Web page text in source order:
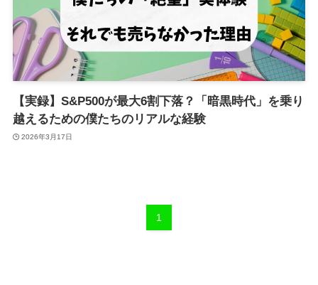
【実録】S&P500が最大6割下落？「暗黒時代」を乗り
越えるための僕たちのリアルな経験
2026年3月17日
1